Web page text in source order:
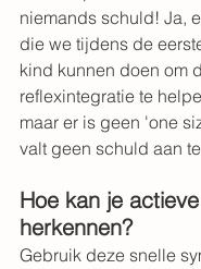
niemands schuld! Ja,
die we tijdens de
kind kunnen doen om
reflexintegratie te
maar er is geen 'one
valt geen schuld aan
Hoe kan je
herkennen?
Gebruik deze snelle